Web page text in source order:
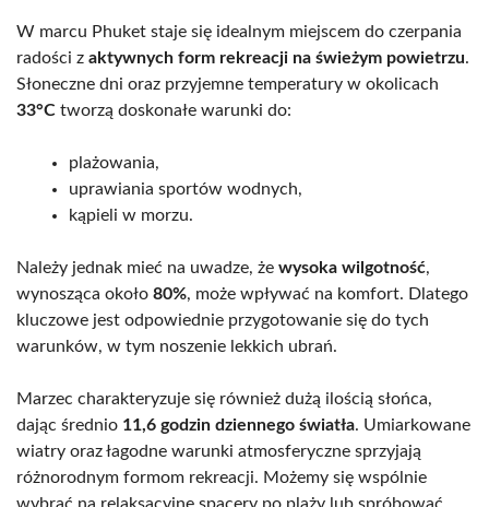
W marcu Phuket staje się idealnym miejscem do czerpania
radości z aktywnych form rekreacji na świeżym powietrzu.
Słoneczne dni oraz przyjemne temperatury w okolicach
33°C tworzą doskonałe warunki do:
plażowania,
uprawiania sportów wodnych,
kąpieli w morzu.
Należy jednak mieć na uwadze, że wysoka wilgotność,
wynosząca około 80%, może wpływać na komfort. Dlatego
kluczowe jest odpowiednie przygotowanie się do tych
warunków, w tym noszenie lekkich ubrań.
Marzec charakteryzuje się również dużą ilością słońca,
dając średnio 11,6 godzin dziennego światła. Umiarkowane
wiatry oraz łagodne warunki atmosferyczne sprzyjają
różnorodnym formom rekreacji. Możemy się wspólnie